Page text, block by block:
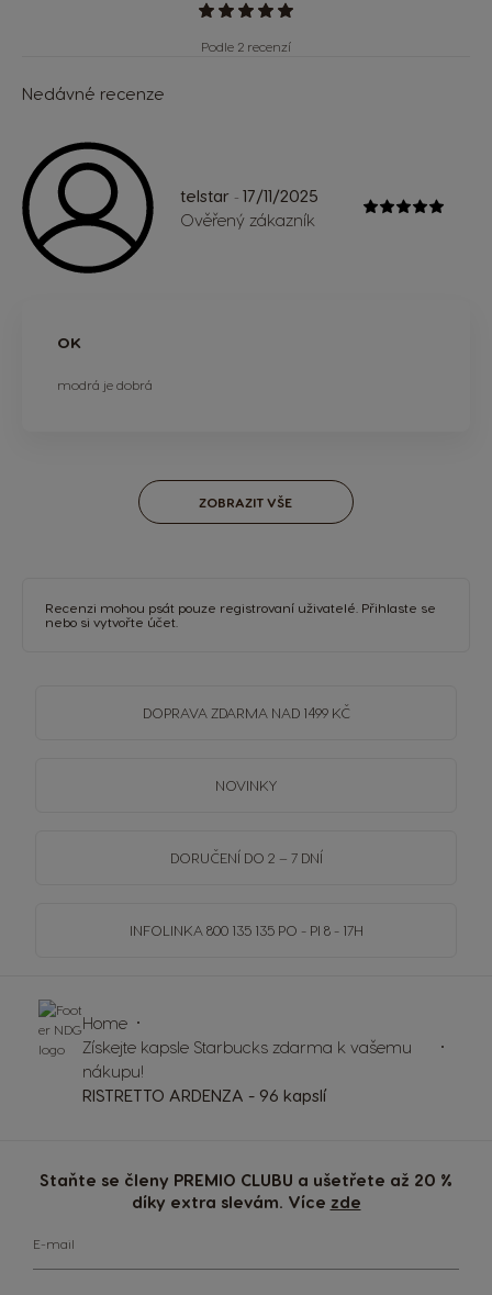
Podle 2 recenzí
Nedávné recenze
telstar - 17/11/2025
Ověřený zákazník
OK
modrá je dobrá
ZOBRAZIT VŠE
Recenzi mohou psát pouze registrovaní uživatelé. Přihlaste se
nebo si vytvořte účet
DOPRAVA ZDARMA NAD 1499 KČ
NOVINKY
DORUČENÍ DO 2 – 7 DNÍ
INFOLINKA 800 135 135 PO - PI 8 - 17H
Staňte se členy PREMIO CLUBU a ušetřete až 20 %
díky extra slevám. Více zde
E-mail
Home
Získejte kapsle Starbucks zdarma k vašemu
nákupu!
RISTRETTO ARDENZA - 96 kapslí